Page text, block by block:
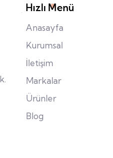
Hızlı Menü
Anasayfa
Kurumsal
İletişim
Markalar
Ürünler
Blog